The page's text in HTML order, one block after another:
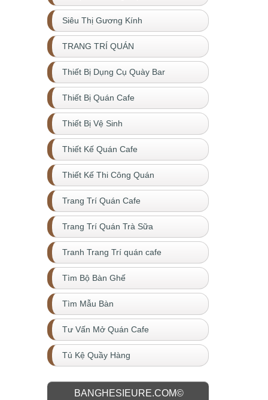
Siêu Thị Gương Kính
TRANG TRÍ QUÁN
Thiết Bị Dụng Cụ Quày Bar
Thiết Bị Quán Cafe
Thiết Bị Vệ Sinh
Thiết Kế Quán Cafe
Thiết Kế Thi Công Quán
Trang Trí Quán Cafe
Trang Trí Quán Trà Sữa
Tranh Trang Trí quán cafe
Tìm Bộ Bàn Ghế
Tìm Mẫu Bàn
Tư Vấn Mở Quán Cafe
Tủ Kệ Quầy Hàng
BANGHESIEURE.COM©